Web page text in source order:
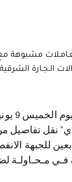
مشبوهة
الـجـارة
لـوي نـاي" نقل تفاصيل
للجبهة
مـحـاولـة